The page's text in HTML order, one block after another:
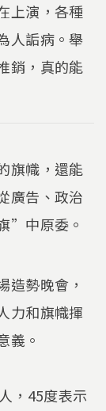
上演，各種
人詬病。舉
銷，真的能
旗幟，還能
廣告、政治
”中原委。
造勢晚會，
力和旗幟揮
義。
，45度表示